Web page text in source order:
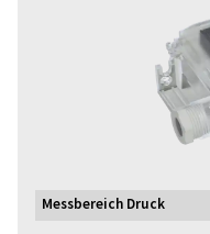
Messbereich Druck